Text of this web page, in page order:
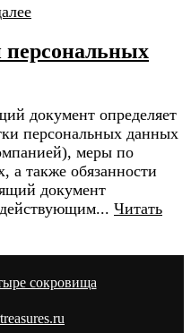
персональных
документ определяет
персональных данных
меры по
а также обязанности
документ
действующим... Читать
сокровища